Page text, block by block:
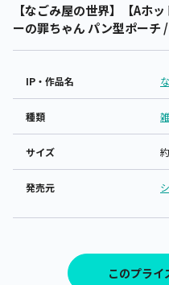
【なごみ屋の世界】【Aホ
ーの罪ちゃん パン型ポーチ
IP・作品名
種類
サイズ
発売元
このプライ